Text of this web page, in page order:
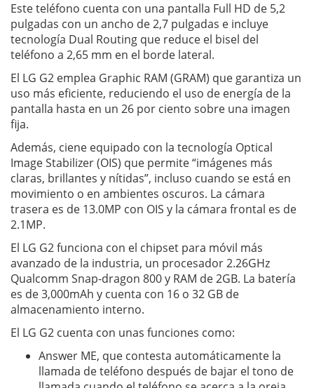
Este teléfono cuenta con una pantalla Full HD de 5,2
pulgadas con un ancho de 2,7 pulgadas e incluye
tecnología Dual Routing que reduce el bisel del
teléfono a 2,65 mm en el borde lateral.
El LG G2 emplea Graphic RAM (GRAM) que garantiza un
uso más eficiente, reduciendo el uso de energía de la
pantalla hasta en un 26 por ciento sobre una imagen
fija.
Además, ciene equipado con la tecnología Optical
Image Stabilizer (OIS) que permite “imágenes más
claras, brillantes y nítidas”, incluso cuando se está en
movimiento o en ambientes oscuros. La cámara
trasera es de 13.0MP con OIS y la cámara frontal es de
2.1MP.
El LG G2 funciona con el chipset para móvil más
avanzado de la industria, un procesador 2.26GHz
Qualcomm Snap-dragon 800 y RAM de 2GB. La batería
es de 3,000mAh y cuenta con 16 o 32 GB de
almacenamiento interno.
El LG G2 cuenta con unas funciones como:
Answer ME, que contesta automáticamente la
llamada de teléfono después de bajar el tono de